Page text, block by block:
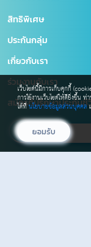
ประกันชีวิตควบการลงทุน
การเรียกร้องค่าสินไหม
การเปลี่ยนแปลงกรมธรรม์
บริการอื่นๆ
มาตรฐานการให้บริการธุ
สำนักงานใหญ่
สาขาไทยสมุทร
แผนผังเว็บไซต์
สิทธิพิเศษ
ประกันกลุ่ม
เกี่ยวกับเรา
ร่วมงานกับเรา
สมัครที่ปรึกษาประกันชี
เว็บไซต์นี้มีการเก็บคุกกี้
การใช้งานเว็บไซต์ให้ดียิ่งขึ้น
ได้ที่นโยบายข้อมูลส่วนบุคคล
ยอมรับ